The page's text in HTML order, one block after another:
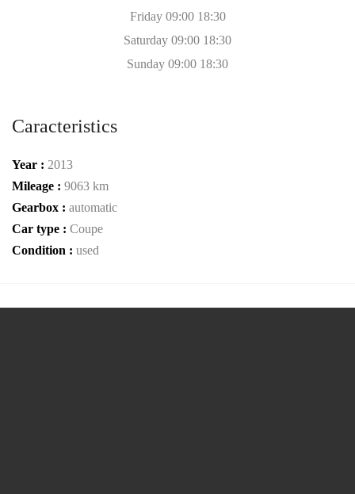
Friday 09:00 18:30
Saturday 09:00 18:30
Sunday 09:00 18:30
Caracteristics
Year : 2013
Mileage : 9063 km
Gearbox : automatic
Car type : Coupe
Condition : used